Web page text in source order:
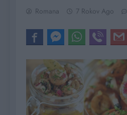
Romana 7 Rokov Ago